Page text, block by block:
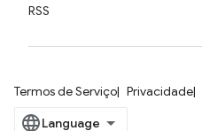
RSS
Termos de Serviço Privacidade